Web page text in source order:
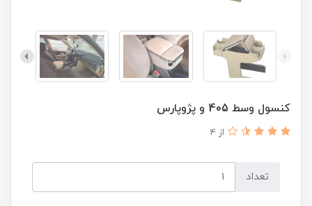
کنسول وسط 405 و پژوپارس
از 4
تعداد